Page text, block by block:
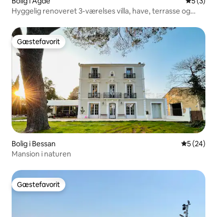
Hyggelig renoveret 3-værelses villa, have, terrasse og
Gæstefavorit
Gæstefavorit
Bolig i Bessan 5 ud af 5 i
5 (24)
Mansion i naturen
Gæstefavorit
Gæstefavorit